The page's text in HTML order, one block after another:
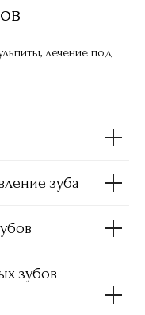
лечение под
зуба
зубов